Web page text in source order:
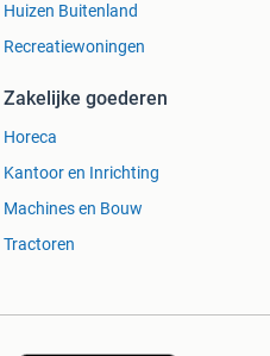
Huizen Buitenland
Recreatiewoningen
Zakelijke goederen
Horeca
Kantoor en Inrichting
Machines en Bouw
Tractoren